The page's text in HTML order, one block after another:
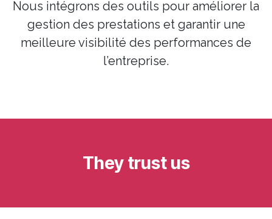
Nous intégrons des outils pour améliorer la
gestion des prestations et garantir une
meilleure visibilité des performances de
l’entreprise.
They trust us